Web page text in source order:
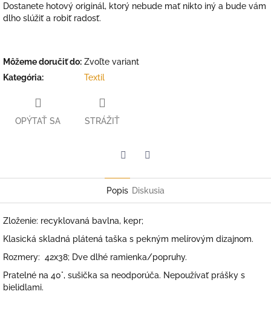
Dostanete hotový originál, ktorý nebude mať nikto iný a bude vám
dlho slúžiť a robiť radosť.
Môžeme doručiť do: Zvoľte variant
Kategória: Textil
OPÝTAŤ SA STRÁŽIŤ
Popis Diskusia
Zloženie: recyklovaná bavlna, kepr;
Klasická skladná plátená taška s pekným melírovým dizajnom.
Rozmery: 42x38; Dve dlhé ramienka/popruhy.
Pratelné na 40°, sušička sa neodporúča. Nepoužívať prášky s
bielidlami.